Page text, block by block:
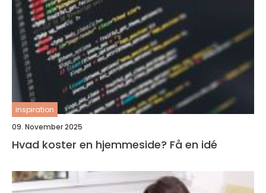
inspiration
09. November 2025
Hvad koster en hjemmeside? Få en idé